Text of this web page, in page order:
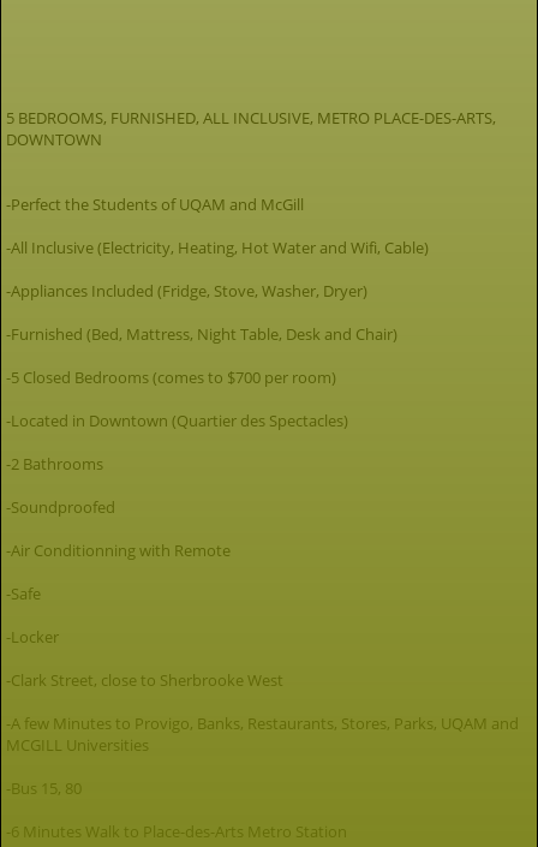
5 BEDROOMS, FURNISHED, ALL INCLUSIVE, METRO PLACE-DES-ARTS,
DOWNTOWN
-Perfect the Students of UQAM and McGill
-All Inclusive (Electricity, Heating, Hot Water and Wifi, Cable)
-Appliances Included (Fridge, Stove, Washer, Dryer)
-Furnished (Bed, Mattress, Night Table, Desk and Chair)
-5 Closed Bedrooms (comes to $700 per room)
-Located in Downtown (Quartier des Spectacles)
-2 Bathrooms
-Soundproofed
-Air Conditionning with Remote
-Safe
-Locker
-Clark Street, close to Sherbrooke West
-A few Minutes to Provigo, Banks, Restaurants, Stores, Parks, UQAM and
MCGILL Universities
-Bus 15, 80
-6 Minutes Walk to Place-des-Arts Metro Station